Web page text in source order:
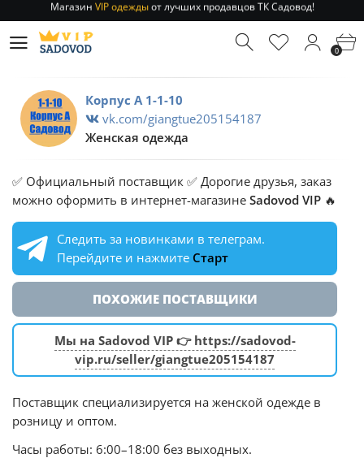
Отправление заказа 1-3 дняпо РФ и МСК!
Магазин
от лучших продавцов ТК Садовод!
Отправление заказа 1-3 дня
0
Корпус А 1-1-10
vk.com/giangtue205154187
Женская одежда
✅ Официальный поставщик ✅ Дорогие друзья, заказ
можно оформить в интернет-магазине Sadovod VIP 🔥
Следить за новинками в телеграм.
Перейдите и нажмите Старт
ПОХОЖИЕ ПОСТАВЩИКИ
Мы на Sadovod VIP 👉 https://sadovod-
vip.ru/seller/giangtue205154187
Поставщик специализируется на женской одежде в
розницу и оптом.
Часы работы: 6:00–18:00 без выходных.